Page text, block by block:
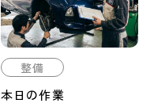
整備
本日の作業